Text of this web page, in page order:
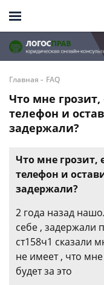
Главная - FAQ
Что мне
телефон и
задержали?
Что мне грозит,
телефон и
задержали?
2 года назад
себе , задержали
ст158ч1 сказали
не имеет , что
будет за это